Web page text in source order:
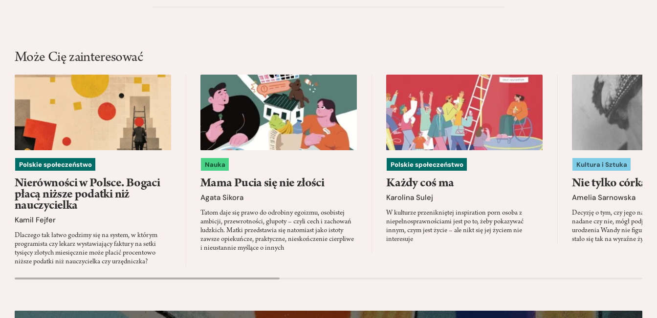
Może Cię zainteresować
Polskie społeczeństwo
Nierówności w Polsce. Bogaci
płacą niższe podatki niż
nauczycielka
Kamil Fejfer
Dlaczego tak łatwo godzimy się na system, w którym
programista czy lekarz wystawiający faktury na setki
tysięcy złotych miesięcznie może płacić procentowo
niższe podatki niż nauczycielka czy urzędniczka?
Nauka
Mama Pucia się nie złości
Agata Sikora
Tatom daje się prawo do odrobiny egoizmu, osobistej
ambicji, przewrotności, głupoty – czyli cech i zachowań
ludzkich. Matki przedstawia się natomiast jako istoty
zawsze opiekuńcze, praktyczne, nieskończenie cierpliwe
i nieustannie myślące o innych
Polskie społeczeństwo
Każdy coś ma
Karolina Sulej
W kulturze przenikniętej inspiration porn osoba z
niepełnosprawnościami jest po to, żeby pokazywać
innym, czym jest życie – ale nikt się jej życiem nie
interesuje
Kultura i Sztuka
Nie tylko córka
Amelia Sarnowska
Decyzję o tym, czy jego
nadane czy nie, mógł podjąć
urodzenia Wandy nie figuruje
stało się tak na wyraźne